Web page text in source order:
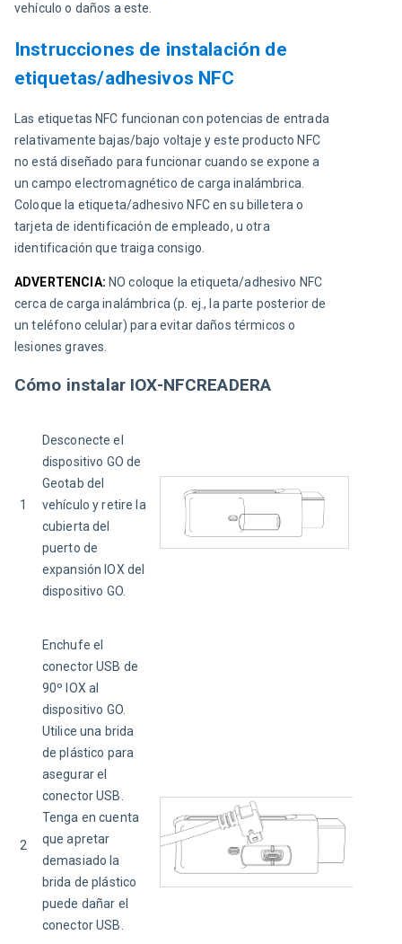
vehículo o daños a este.
Instrucciones de instalación de
etiquetas/adhesivos NFC
Las etiquetas NFC funcionan con potencias de entrada
relativamente bajas/bajo voltaje y este producto NFC
no está diseñado para funcionar cuando se expone a
un campo electromagnético de carga inalámbrica.
Coloque la etiqueta/adhesivo NFC en su billetera o
tarjeta de identificación de empleado, u otra
identificación que traiga consigo.
ADVERTENCIA: NO coloque la etiqueta/adhesivo NFC
cerca de carga inalámbrica (p. ej., la parte posterior de
un teléfono celular) para evitar daños térmicos o
lesiones graves.
Cómo instalar IOX-NFCREADERA
1
Desconecte el
dispositivo GO de
Geotab del
vehículo y retire la
cubierta del
puerto de
expansión IOX del
dispositivo GO.
2
Enchufe el
conector USB de
90º IOX al
dispositivo GO.
Utilice una brida
de plástico para
asegurar el
conector USB.
Tenga en cuenta
que apretar
demasiado la
brida de plástico
puede dañar el
conector USB.